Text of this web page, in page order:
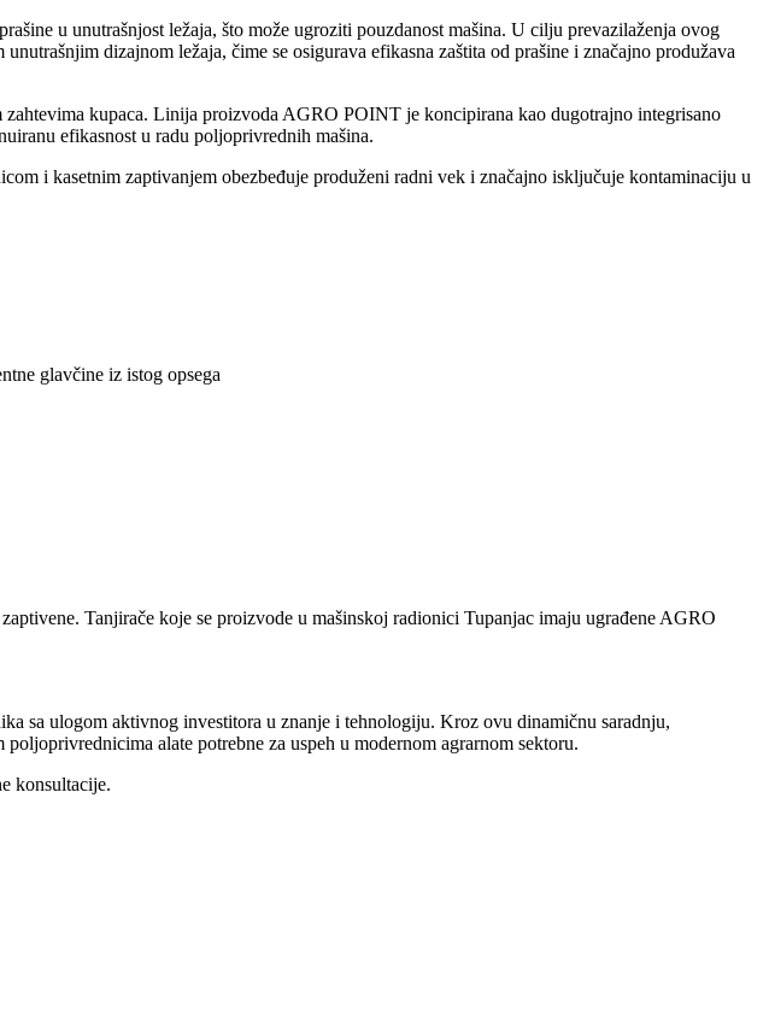
u unutrašnjost ležaja, što može ugroziti pouzdanost mašina. U cilju prevazilaženja ovog
dizajnom ležaja, čime se osigurava efikasna zaštita od prašine i značajno produžava
kupaca. Linija proizvoda AGRO POINT je koncipirana kao dugotrajno integrisano
efikasnost u radu poljoprivrednih mašina.
i kasetnim zaptivanjem obezbeđuje produženi radni vek i značajno isključuje kontaminaciju u
glavčine iz istog opsega
Tanjirače koje se proizvode u mašinskoj radionici Tupanjac imaju ugrađene AGRO
sa ulogom aktivnog investitora u znanje i tehnologiju. Kroz ovu dinamičnu saradnju,
alate potrebne za uspeh u modernom agrarnom sektoru.
konsultacije.